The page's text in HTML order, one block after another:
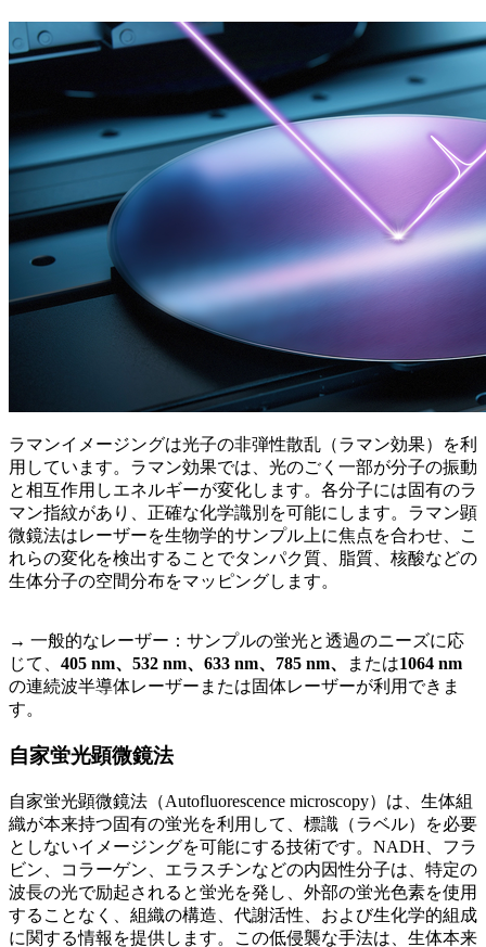
ラマンイメージングは​​光子の非弾性散乱（ラマン効果）を利
用しています。ラマン効果では、光のごく一部が分子の振動
と相互作用しエネルギーが変化します。各分子には固有のラ
マン指紋があり、正確な化学識別を可能にします。ラマン顕
微鏡法はレーザーを生物学的サンプル上に焦点を合わせ、こ
れらの変化を検出することでタンパク質、脂質、核酸などの
生体分子の空間分布をマッピングします。
→ 一般的なレーザー：サンプルの蛍光と透過のニーズに応
じて、 405 nm、532 nm、633 nm、785 nm、 または1064 nm
の連続波半導体レーザーまたは固体レーザーが利用できま
す。
自家蛍光顕微鏡法
自家蛍光顕微鏡法（Autofluorescence microscopy）は、生体組
織が本来持つ固有の蛍光を利用して、標識（ラベル）を必要
としないイメージングを可能にする技術です。NADH、フラ
ビン、コラーゲン、エラスチンなどの内因性分子は、特定の
波長の光で励起されると蛍光を発し、外部の蛍光色素を使用
することなく、組織の構造、代謝活性、および生化学的組成
に関する情報を提供します。この低侵襲な手法は、生体本来